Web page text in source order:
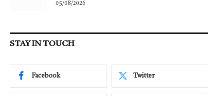
05/08/2026
STAY IN TOUCH
Facebook Twitter